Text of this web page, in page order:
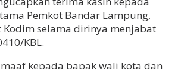
Pemkot Bandar Lampung,
selama dirinya menjabat
KBL.
kepada bapak wali kota dan